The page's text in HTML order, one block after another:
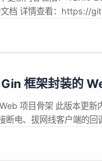
档 详情查看：
框架封装的
项目骨架 此版本更
电、拔网线客户端的
部更新至...